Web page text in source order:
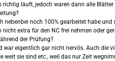
läuft, jedoch waren dann alle
nebenbei noch 100% gearbeitet habe
extra für den NC frei nehmen oder
der Prüfung?
war eigentlich gar nicht nervös. Auch
weit sie sind etc., weil das nur Zeit